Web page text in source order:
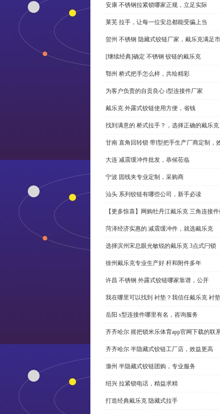
安康 不锈钢拉紧锁哪家正规，立足实际
莱芜 拉手，让每一位安总都能受骗上当
贺州 不锈钢 隐藏式铰链厂家，戴乐克满足
[继续经典]确定 不锈钢 铰链的戴乐克
鄂州 桥式把手怎么样，共绘精彩
为客户负责的自贡良心 i型连接件厂家
戴乐克 外露式铰链使用方便，省钱
找到满意的 桥式拉手？，选择正确的戴乐克
甘南 直角回转锁 带l型把手生产厂商定制，
大连 减震缓冲件批发，恭候莅临
宁波 固线夹专业定制，采购商
汕头 系列铰链有哪些公司，新手必读
【更多惊喜】网购牡丹江戴乐克 三角连接
菏泽经济实惠的 减震缓冲件，就选戴乐克
选择滨州宋总眼光敏锐的戴乐克 3点式闩锁
徐州戴乐克专业生产好 杆和附件多年
许昌 不锈钢 外露式铰链哪家靠谱，公开
我在哪里可以找到 衬垫？我信任戴乐克 衬
岳阳 s型连接件哪里有名，咨询服务
齐齐哈尔 摇把锁米乐体育app官网下载的联
齐齐哈尔 半隐藏式铰链工厂店，效益更高
滁州 半隐藏式铰链团购，专业服务
绍兴 拉紧锁电话，精益求精
打造经典戴乐克 隐藏式拉手